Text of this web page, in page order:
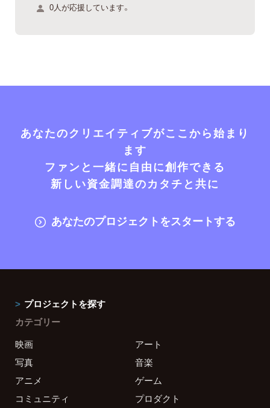
0人が応援しています。
あなたのクリエイティブがここから始まり
ます
ファンと一緒に自由に創作できる
新しい資金調達のカタチと共に
あなたのプロジェクトをスタートする
プロジェクトを探す
カテゴリー
映画
アート
写真
音楽
アニメ
ゲーム
コミュニティ
プロダクト